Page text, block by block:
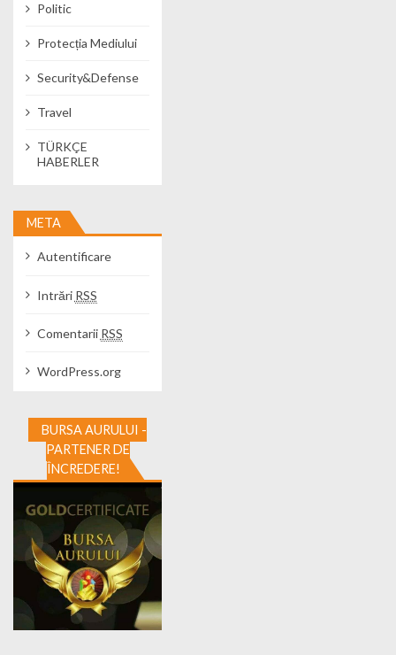
Politic
Protecția Mediului
Security&Defense
Travel
TÜRKÇE
HABERLER
META
Autentificare
Intrări RSS
Comentarii RSS
WordPress.org
BURSA AURULUI -
PARTENER DE
ÎNCREDERE!